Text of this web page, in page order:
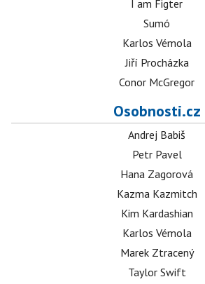
I am Figter
Sumó
Karlos Vémola
Jiří Procházka
Conor McGregor
Osobnosti.cz
Andrej Babiš
Petr Pavel
Hana Zagorová
Kazma Kazmitch
Kim Kardashian
Karlos Vémola
Marek Ztracený
Taylor Swift